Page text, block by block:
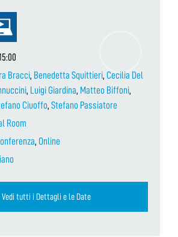
Bracci, Benedetta Squittieri, Cecilia Del
, Luigi Giardina, Matteo Biffoni,
Ciuoffo, Stefano Passiatore
Room
, Online
Vedi tutti i Dettagli e le Date